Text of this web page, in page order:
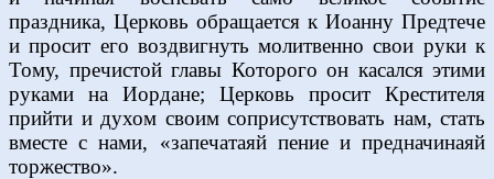
праздника, Церковь обращается к Иоанну Предтече
и просит его воздвигнуть молитвенно свои руки к
Тому, пречистой главы Которого он касался этими
руками на Иордане; Церковь просит Крестителя
прийти и духом своим соприсутствовать нам, стать
вместе с нами, «запечатаяй пение и предначинаяй
торжество».